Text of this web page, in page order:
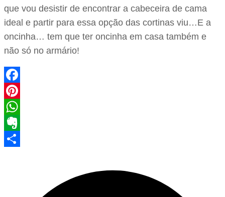
que vou desistir de encontrar a cabeceira de cama
ideal e partir para essa opção das cortinas viu…E a
oncinha… tem que ter oncinha em casa também e
não só no armário!
Facebook
Pinterest
WhatsApp
Evernote